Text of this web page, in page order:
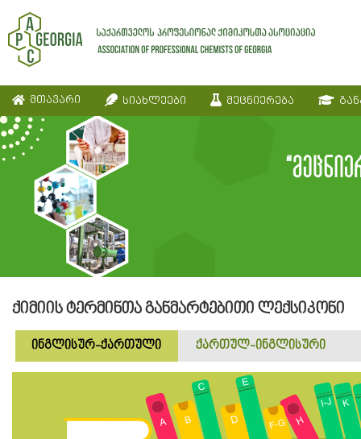
მთავარი სიახლეები მეცნიერება
ქიმიის ტერმინთა განმარტებითი ლექსიკონი
ინგლისურ-ქართული ქართულ-ინგლისური